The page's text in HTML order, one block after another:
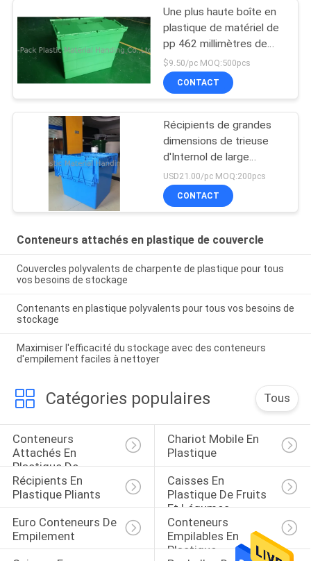
Une plus haute boîte en
plastique de matériel de
pp 462 millimètres de
taille colore davantage
adapté aux besoins du
client
$9.50/pc MOQ:500pcs
CONTACT
Récipients de grandes
dimensions de trieuse
d'Internol de large
volume
USD21.00/pc MOQ:200pcs
CONTACT
Conteneurs attachés en plastique de couvercle
Couvercles polyvalents de charpente de plastique pour tous
vos besoins de stockage
Contenants en plastique polyvalents pour tous vos besoins de
stockage
Maximiser l'efficacité du stockage avec des conteneurs
d'empilement faciles à nettoyer
Catégories populaires Tous
Conteneurs
Attachés En
Plastique De
Couvercle
Chariot Mobile En
Plastique
Récipients En
Plastique Pliants
Caisses En
Plastique De Fruits
Et Légumes
Euro Conteneurs De
Empilement
Conteneurs
Empilables En
Plastique